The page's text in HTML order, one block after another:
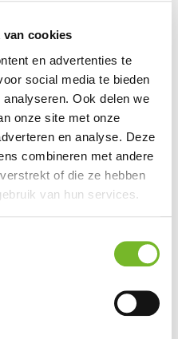
van cookies
en advertenties te
social media te bieden
Ook delen we
onze site met onze
en analyse. Deze
combineren met andere
of die ze hebben
van hun services.
en andere praktische ideeën
gaan. Of je nu thuis, op school,
bent: er is voor iedere dag iets